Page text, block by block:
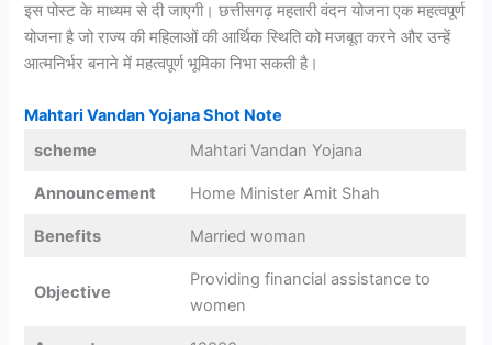
इस पोस्ट के माध्यम से दी जाएगी। छत्तीसगढ़ महतारी वंदन योजना एक महत्वपूर्ण
योजना है जो राज्य की महिलाओं की आर्थिक स्थिति को मजबूत करने और उन्हें
आत्मनिर्भर बनाने में महत्वपूर्ण भूमिका निभा सकती है।
Mahtari Vandan Yojana Shot Note
scheme
Mahtari Vandan Yojana
Announcement Home Minister Amit Shah
Benefits Married woman
Objective
Providing financial assistance to
women